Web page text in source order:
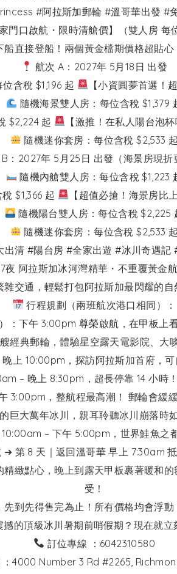
#阿拉斯加郵輪 #溫哥華出發 #
門口啟航・限時清艙價】（雙人房 每
直接登船！兩個黃金檔期價格超貼心
航次 A：2027年 5月18日 出發
含稅 $1,196 起
【小資圓夢首選！
隨機海景雙人房：每位含稅 $1,379
$2,224 起
【激推！在私人陽台泡
隨機迷你套房：每位含稅 $2,533 起
：2027年 5月25日 出發（海景房現折
隨機內艙雙人房：每位含稅 $1,223
$1,366 起
【超值必搶！海景房比
隨機陽台雙人房：每位含稅 $2,225
隨機迷你套房：每位含稅 $2,533 起
出清 #陽台房 #全家出遊 #冰川奇遇記
夜 阿拉斯加冰河灣精華・不重覆黃金航
雜交通，輕鬆打包阿拉斯加最閃耀的自
行程規劃（兩班航次港口相同）：
：下午 3:00pm 尊榮啟航，在甲板上
經典郵輪，體驗星空露天電影院、大
上 10:00pm，探訪阿拉斯加首府，
– 晚上 8:30pm，超長停靠 14 小時
3:00pm，整航程最高潮！ 郵輪會緩
巨大萬年冰川，親耳聆聽冰川崩落時
– 下午 5:00pm，世界鮭魚之
➜ 第 8 天｜返回溫哥華 早上 7:30am
緻點心，晚上到露天甲板裹著暖和
受！
到先得售完為止！所有價格均會浮動
的頂級冰川暑期前哨假期？現在就立
訂位專線 ：6042310580
：4000 Number 3 Rd #2265,